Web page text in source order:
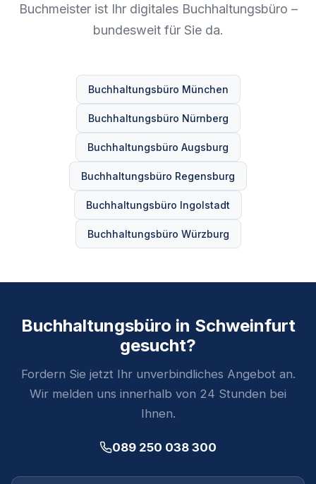
Buchmeister ist Ihr digitales Buchhaltungsbüro –
bundesweit für Sie da.
Buchhaltungsbüro München
Buchhaltungsbüro Nürnberg
Buchhaltungsbüro Augsburg
Buchhaltungsbüro Regensburg
Buchhaltungsbüro Ingolstadt
Buchhaltungsbüro Würzburg
Buchhaltungsbüro in Schweinfurt
gesucht?
Fordern Sie jetzt Ihr unverbindliches Angebot an.
Wir melden uns innerhalb von 24 Stunden bei
Ihnen.
089 250 038 300